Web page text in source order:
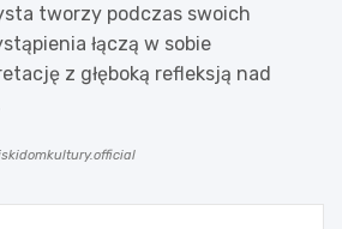
tworzy podczas swoich
łączą w sobie
z głęboką refleksją nad